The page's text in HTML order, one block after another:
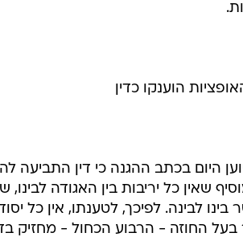
הוענקו כדין
היום בכתב ההגנה כי דין
שאין כל יריבות בין האגודה
בינו לבינה. לפיכך, לטענתו, אין כל
החוזה - הרבוע הכחול - מחזיק